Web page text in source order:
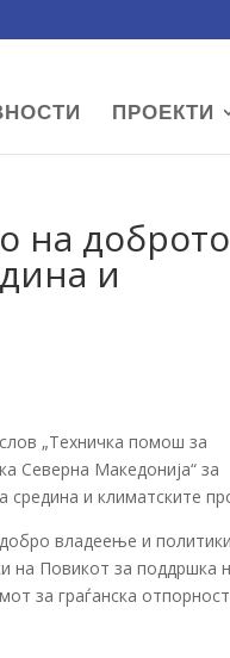
ПРОЕКТИ
на доброто
и
„Техничка помош за
Северна Македонија“ за
и климатските
владеење и
на Повикот за поддршка
за граѓанска